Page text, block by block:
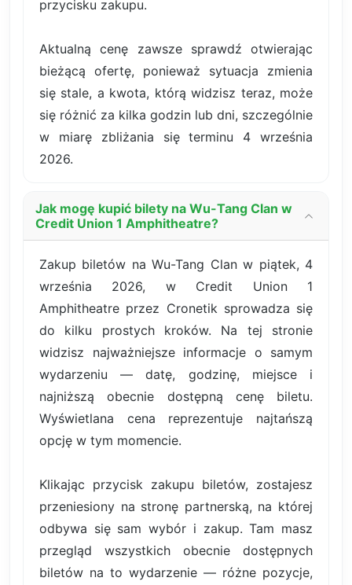
przycisku zakupu.
Aktualną cenę zawsze sprawdź otwierając
bieżącą ofertę, ponieważ sytuacja zmienia
się stale, a kwota, którą widzisz teraz, może
się różnić za kilka godzin lub dni, szczególnie
w miarę zbliżania się terminu 4 września
2026.
Jak mogę kupić bilety na Wu-Tang Clan w
Credit Union 1 Amphitheatre?
Zakup biletów na Wu-Tang Clan w piątek, 4
września 2026, w Credit Union 1
Amphitheatre przez Cronetik sprowadza się
do kilku prostych kroków. Na tej stronie
widzisz najważniejsze informacje o samym
wydarzeniu — datę, godzinę, miejsce i
najniższą obecnie dostępną cenę biletu.
Wyświetlana cena reprezentuje najtańszą
opcję w tym momencie.
Klikając przycisk zakupu biletów, zostajesz
przeniesiony na stronę partnerską, na której
odbywa się sam wybór i zakup. Tam masz
przegląd wszystkich obecnie dostępnych
biletów na to wydarzenie — różne pozycje,